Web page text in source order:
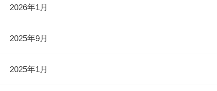
2026年1月
2025年9月
2025年1月